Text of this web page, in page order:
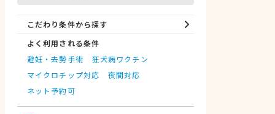
こだわり条件から探す
よく利用される条件
避妊・去勢手術
狂犬病ワクチン
マイクロチップ対応
夜間対応
ネット予約可